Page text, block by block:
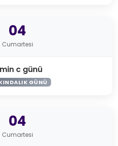
04
Cumartesi
c günü
GÜNÜ
04
Cumartesi